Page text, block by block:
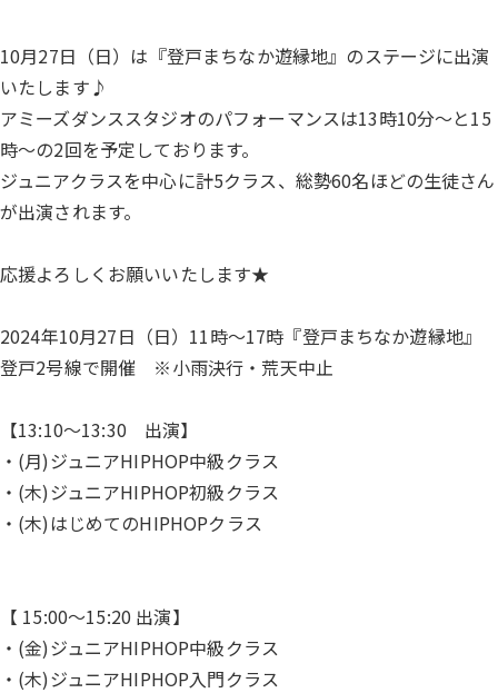
10月27日（日）は『登戸まちなか遊縁地』のステージに出演
いたします♪
アミーズダンススタジオのパフォーマンスは13時10分～と15
時～の2回を予定しております。
ジュニアクラスを中心に計5クラス、総勢60名ほどの生徒さん
が出演されます。
応援よろしくお願いいたします★
2024年10月27日（日）11時～17時『登戸まちなか遊縁地』
登戸2号線で開催 ※小雨決行・荒天中止
【13:10〜13:30 出演】
・(月)ジュニアHIPHOP中級クラス
・(木)ジュニアHIPHOP初級クラス
・(木)はじめてのHIPHOPクラス
【 15:00〜15:20 出演】
・(金)ジュニアHIPHOP中級クラス
・(木)ジュニアHIPHOP入門クラス